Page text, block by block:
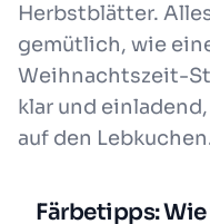
Herbstblätter.
gemütlich, wie
Weihnachtszeit-
klar und
auf den
Färbetipps: